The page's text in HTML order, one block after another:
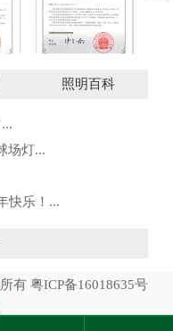
投光灯外观设计
照明百科
场灯...
快乐！...
有 粤ICP备16018635号